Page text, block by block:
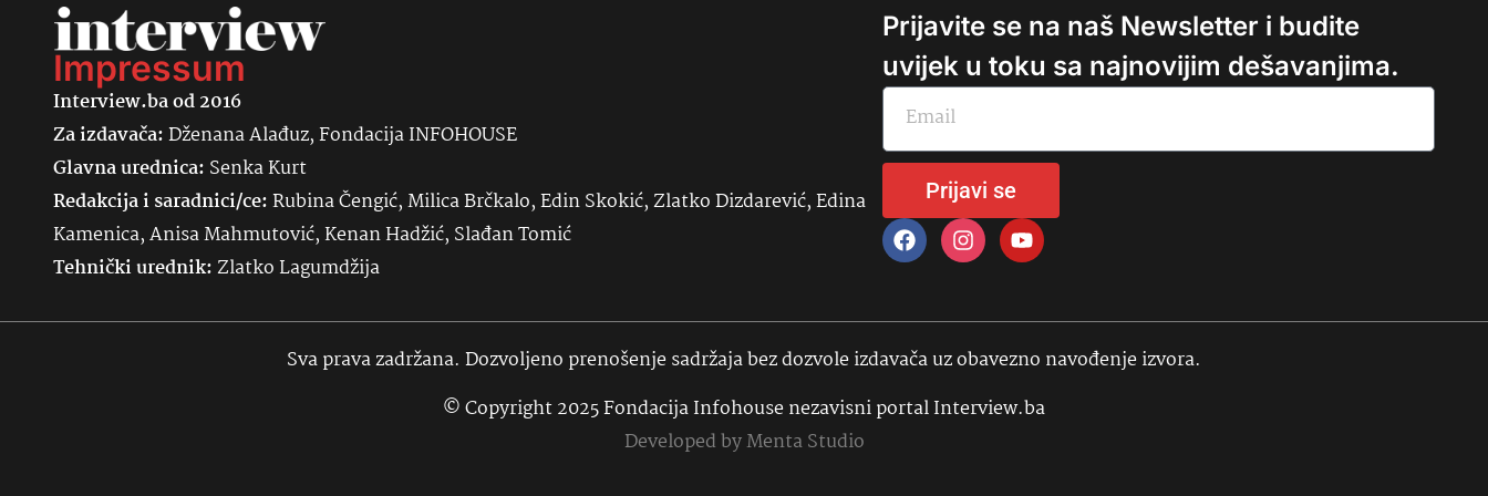
Impressum
Interview.ba od 2016
Za izdavača:Dženana Alađuz, Fondacija INFOHOUSE
Glavna urednica: SenkaKurt
Redakcija i saradnici/ce:Rubina Čengić, Milica Brčkalo, Edin Skokić, Zlatko Dizdarević, Edina
Kamenica, Anisa Mahmutović, Kenan Hadžić, Slađan Tomić
Tehnički urednik:Zlatko Lagumdžija
Prijavite se na naš Newsletter i budite
uvijek u toku sa najnovijim dešavanjima.
Prijavi se
Sva prava zadržana. Dozvoljeno prenošenje sadržaja bez dozvole izdavača uz obavezno navođenje izvora.
© Copyright 2025 Fondacija Infohouse nezavisni portal Interview.ba
Developed byMenta Studio